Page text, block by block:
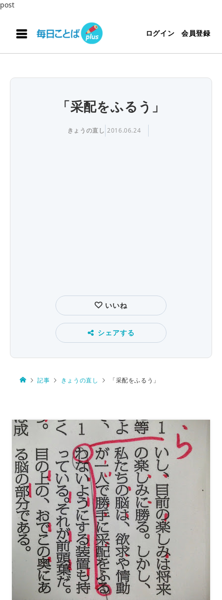
post
ログイン 会員登録
「采配をふるう」
きょうの直し 2016.06.24
いいね
シェアする
記事 きょうの直し 「采配をふるう」